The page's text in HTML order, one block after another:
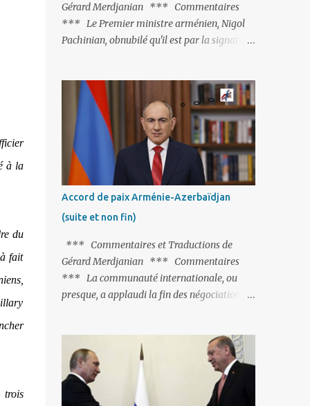
à la
du
fait
trois
Gérard Merdjanian *** Commentaires
*** Le Premier ministre arménien, Nigol
Pachinian, obnubilé qu'il est par la signature
fort avisé de lire les fables de Jean de La
Fontaine et plus particulièrement, « Le
Chien qui lâche sa proie pour l'ombre ».
C'est hélas fort peu probable ; l'Histoire ou la
Littérature ne sont pas ses points forts, pas
plus d'ailleurs que les négociations avec le
tandem turco-azéri. Faisant fi de tout ce qui
précède la chute de l'URSS, il est
exclusivement intéressé par ce qu'il nomme
« l'Arménie réelle ». Même les trois
présidents qu'ils l'ont précédés ne trouvent
pas grâce à ses yeux, les traitant de tous les
noms, avant de les traîner en justice. Et
arménienne, les...
Accord de paix Arménie-Azerbaïdjan
(suite et non fin)
*** Commentaires et Traductions de
Gérard Merdjanian *** Commentaires
*** La communauté internationale, ou
presque, a applaudi la fin des négociations
plus qu’à le finaliser. Oui, mais… Rappelons
que le projet d'accord de paix comprend 17
articles, dont 15 avaient déjà fait l'objet d'un
accord. Les deux points non résolus portaient